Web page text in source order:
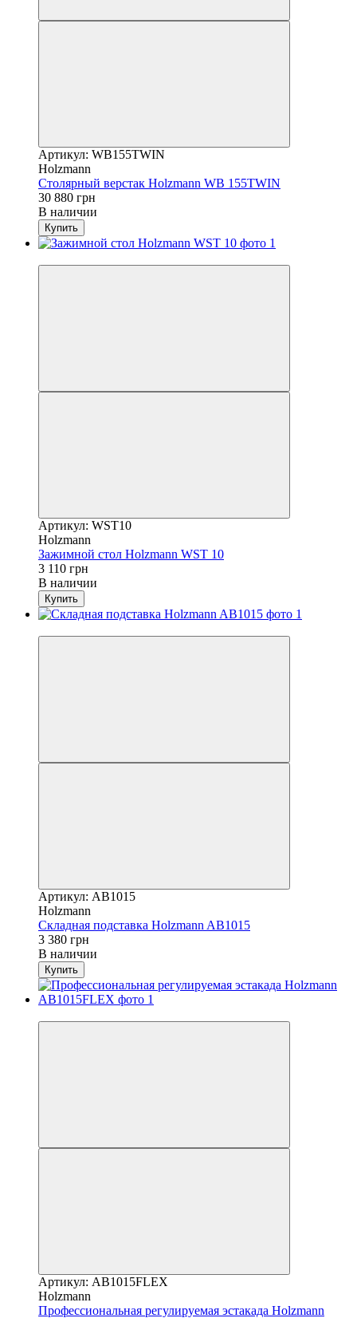
Артикул: WB155TWIN
Holzmann
Столярный верстак Holzmann WB 155TWIN
30 880 грн
В наличии
Купить
Артикул: WST10
Holzmann
Зажимной стол Holzmann WST 10
3 110 грн
В наличии
Купить
Артикул: AB1015
Holzmann
Складная подставка Holzmann AB1015
3 380 грн
В наличии
Купить
Артикул: AB1015FLEX
Holzmann
Профессиональная регулируемая эстакада Holzmann